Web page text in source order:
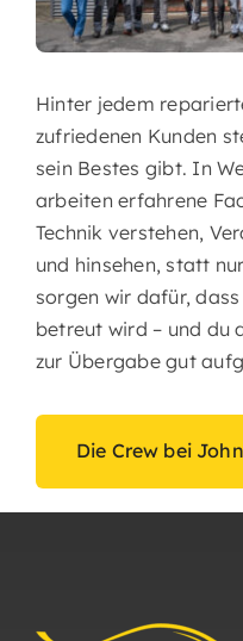
Hinter jedem
zufriedenen Kunden
sein Bestes gibt. In
arbeiten erfahrene
Technik verstehen,
und hinsehen, statt
sorgen wir dafür,
betreut wird – und du
zur Übergabe gut
Die Crew bei